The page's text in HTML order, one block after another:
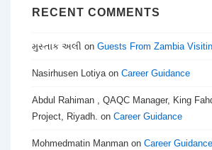
RECENT COMMENTS
મુસ્તાક અલી on Guests From Zambia
Nasirhusen Lotiyaon Career Guidance
Abdul Rahiman , QAQC Manager, King
Project, Riyadh. on Career Guidance
Mohmedmatin Manman on Career Guidance